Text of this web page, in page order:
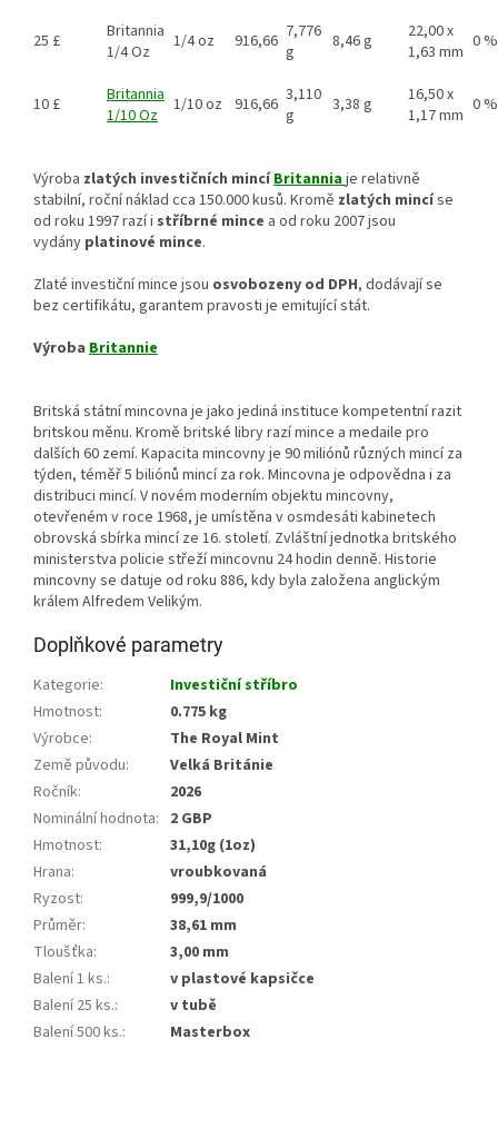
25 £
Britannia
1/4 Oz
1/4 oz 916,66 7,776
g
8,46 g
22,00 x
1,63 mm 0 %
10 £
Britannia
1/10 Oz
1/10 oz 916,66 3,110
g
3,38 g
16,50 x
1,17 mm 0 %
Výroba zlatých investičních mincí Britanniaje relativně
stabilní, roční náklad cca 150.000 kusů. Kromě zlatých mincíse
od roku 1997 razí i stříbrné mince a od roku 2007 jsou
vydány platinové mince.
Zlaté investiční mince jsou osvobozeny od DPH, dodávají se
bez certifikátu, garantem pravosti je emitující stát.
Výroba Britannie
Britská státní mincovna je jako jediná instituce kompetentní razit
britskou měnu. Kromě britské libry razí mince a medaile pro
dalších 60 zemí. Kapacita mincovny je 90 miliónů různých mincí za
týden, téměř 5 biliónů mincí za rok. Mincovna je odpovědna i za
distribuci mincí. V novém moderním objektu mincovny,
otevřeném v roce 1968, je umístěna v osmdesáti kabinetech
obrovská sbírka mincí ze 16. století. Zvláštní jednotka britského
ministerstva policie střeží mincovnu 24 hodin denně. Historie
mincovny se datuje od roku 886, kdy byla založena anglickým
králem Alfredem Velikým.
Doplňkové parametry
Kategorie:
Investiční stříbro
Hmotnost:
0.775 kg
Výrobce:
The Royal Mint
Země původu:
Velká Británie
Ročník:
2026
Nominální hodnota: 2 GBP
Hmotnost:
31,10g (1oz)
Hrana:
vroubkovaná
Ryzost:
999,9/1000
Průměr:
38,61 mm
Tloušťka:
3,00 mm
Balení 1 ks.:
v plastové kapsičce
Balení 25 ks.:
v tubě
Balení 500 ks.: Masterbox